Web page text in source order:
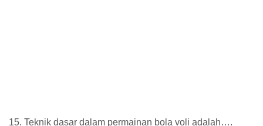
15. Teknik dasar dalam permainan bola voli adalah….